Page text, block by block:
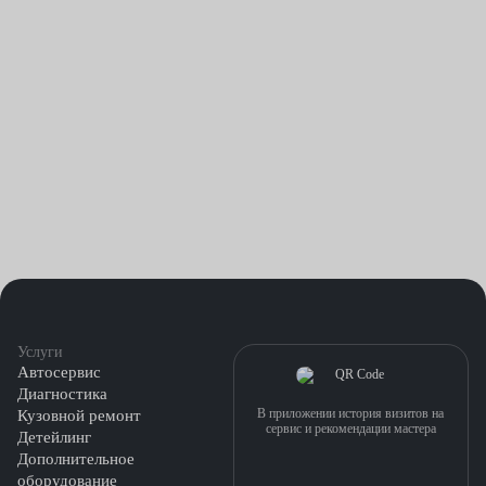
Услуги
Автосервис
Диагностика
Кузовной ремонт
Детейлинг
Дополнительное
оборудование
В приложении история визитов на
сервис и рекомендации мастера